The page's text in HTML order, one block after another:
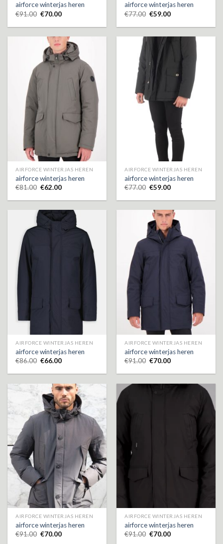
airforce winterjas heren
€91.00 €70.00
airforce winterjas heren
€77.00 €59.00
AIRFORCE WINTERJAS HEREN
airforce winterjas heren
€81.00 €62.00
AIRFORCE WINTERJAS HEREN
airforce winterjas heren
€77.00 €59.00
AIRFORCE WINTERJAS HEREN
airforce winterjas heren
€86.00 €66.00
AIRFORCE WINTERJAS HEREN
airforce winterjas heren
€91.00 €70.00
AIRFORCE WINTERJAS HEREN
airforce winterjas heren
€91.00 €70.00
AIRFORCE WINTERJAS HEREN
airforce winterjas heren
€91.00 €70.00